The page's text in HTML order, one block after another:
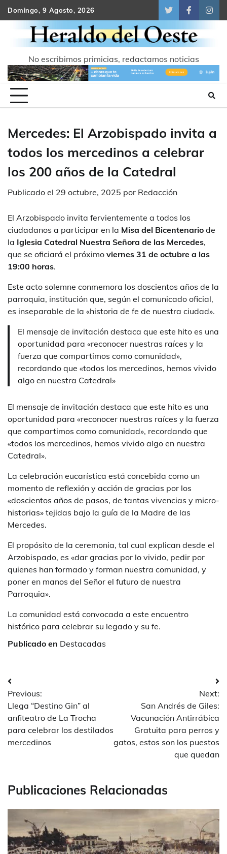
Skip
to
content
Domingo, 9 Agosto, 2026
TwitterFacebook
No escribimos primicias, redactamos noticias
Mercedes: El Arzobispado invita a
todos los mercedinos a celebrar
los 200 años de la Catedral
Publicado el 29 octubre, 2025 por Redacción
El Arzobispado invita fervientemente a todos los
ciudadanos a participar en la Misa del Bicentenario de
la Iglesia Catedral Nuestra Señora de las Mercedes,
que se oficiará el próximo viernes 31 de octubre a las
19:00 horas.
Este acto solemne conmemora los doscientos años de la
parroquia, institución que, según el comunicado oficial,
es inseparable de la «historia de fe de nuestra ciudad».
El mensaje de invitación destaca que este hito es una
oportunidad para «reconocer nuestras raíces y la
fuerza que compartimos como comunidad»,
recordando que «todos los mercedinos, hemos vivido
algo en nuestra Catedral»
El mensaje de invitación destaca que este hito es una
oportunidad para «reconocer nuestras raíces y la fuerza
que compartimos como comunidad», recordando que
«todos los mercedinos, hemos vivido algo en nuestra
Catedral».
La celebración eucarística está concebida como un
momento de reflexión y acción de gracias por los
«doscientos años de pasos, de tantas vivencias y micro-
historias» tejidas bajo la guía de la Madre de las
Mercedes.
El propósito de la ceremonia, tal cual explican desde el
Arzobispado, es «dar gracias por lo vivido, pedir por
quienes han formado y forman nuestra comunidad, y
poner en manos del Señor el futuro de nuestra
Parroquia».
La comunidad está convocada a este encuentro
histórico para celebrar su legado y su fe.
Publicado en Destacadas
Navegación
de
entradas
Previous:
Llega “Destino Gin” al
anfiteatro de La Trocha
para celebrar los destilados
mercedinos
Next:
San Andrés de Giles:
Vacunación Antirrábica
Gratuita para perros y
gatos, estos son los puestos
que quedan
Publicaciones Relacionadas